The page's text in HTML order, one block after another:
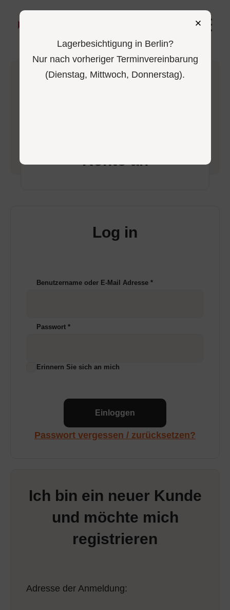
Login
Konto an
Log in
Benutzername oder E-Mail Adresse*
Passwort*
Erinnern Sie sich an mich
Einloggen
Passwort vergessen / zurücksetzen?
Ich bin ein neuer Kunde
und möchte mich
registrieren
Adresse der Anmeldung:
Lagerbesichtigung in Berlin?
Nur nach vorheriger Terminvereinbarung
(Dienstag, Mittwoch, Donnerstag).